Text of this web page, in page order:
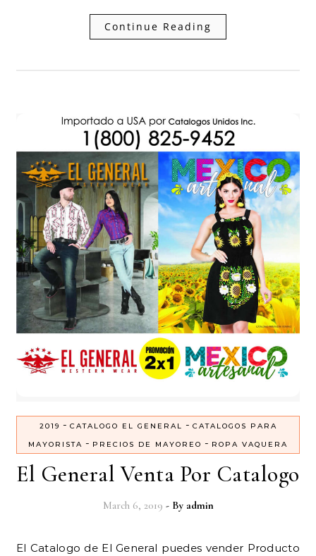
Continue Reading
2019 - CATALOGO EL GENERAL - CATALOGOS PARA
MAYORISTA - PRECIOS DE MAYOREO - ROPA VAQUERA
El General Venta Por Catalogo
March 6, 2019 - By admin
El Catalogo de El General puedes vender Producto